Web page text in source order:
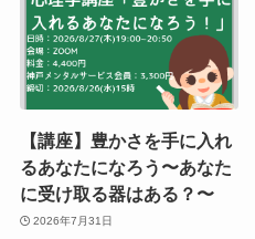
【講座】豊かさを手に入れ
るあなたになろう〜あなた
に受け取る器はある？〜
2026年7月31日